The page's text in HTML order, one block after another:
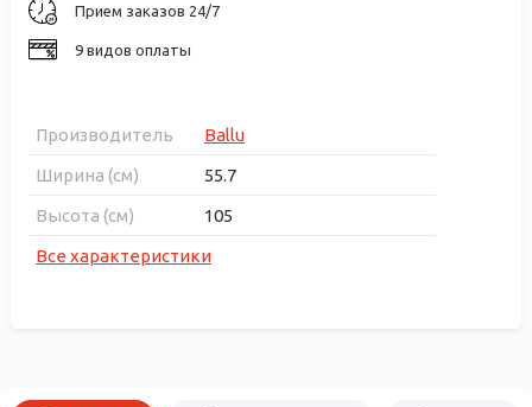
Прием заказов 24/7
9 видов оплаты
Производитель
Ballu
Ширина (см)
55.7
Высота (см)
105
Все характеристики